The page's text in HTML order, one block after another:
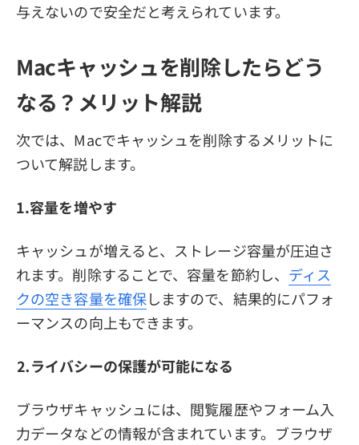
与えないので安全だと考えられています。
Macキャッシュを削除したらどう
なる？メリット解説
次では、Macでキャッシュを削除するメリットに
ついて解説します。
1.容量を増やす
キャッシュが増えると、ストレージ容量が圧迫さ
れます。削除することで、容量を節約し、 ディス
クの空き容量を確保しますので、結果的にパフォ
ーマンスの向上もできます。
⒉ライバシーの保護が可能になる
ブラウザキャッシュには、閲覧履歴やフォーム入
力データなどの情報が含まれています。ブラウザ